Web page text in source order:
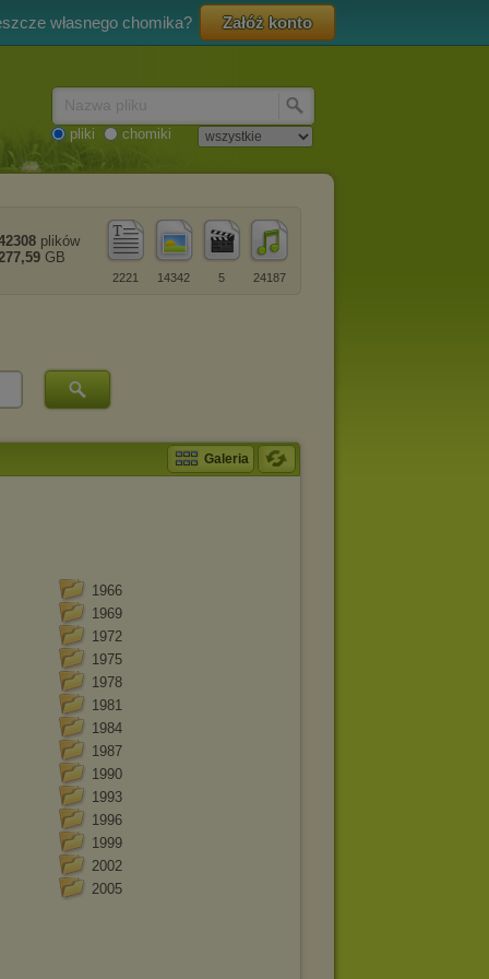
własnego chomika? Załóż konto
pliki chomiki
24187
5
14342
2221
plików
GB
Galeria
1966
1969
1972
1975
1978
1981
1984
1987
1990
1993
1996
1999
2002
2005